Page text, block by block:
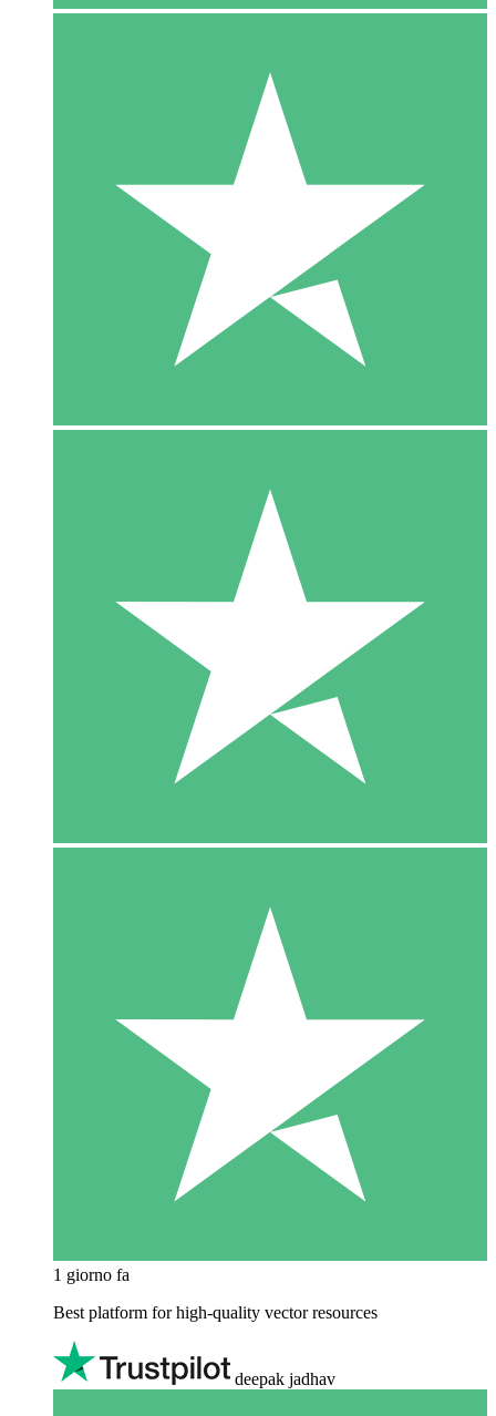
1 giorno fa
Best platform for high-quality vector resources
deepak jadhav